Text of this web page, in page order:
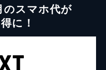
のスマホ代が
に！